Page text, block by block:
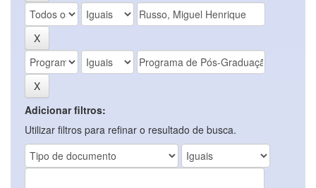
Adicionar filtros:
Utilizar filtros para refinar o resultado de busca.